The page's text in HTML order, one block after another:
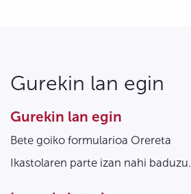
Gurekin lan egin
Gurekin lan egin
Bete goiko formularioa Orereta
Ikastolaren parte izan nahi baduzu.